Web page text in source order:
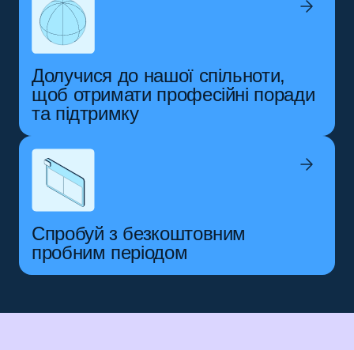
Долучися до нашої спільноти,
щоб отримати професійні поради
та підтримку
Спробуй з безкоштовним
пробним періодом